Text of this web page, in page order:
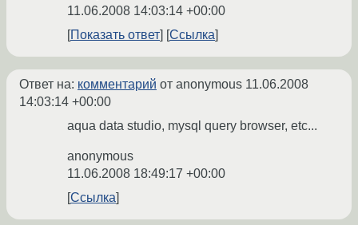
11.06.2008 14:03:14 +00:00
Показать ответ
Ссылка
Ответ на: комментарий от anonymous 11.06.2008
14:03:14 +00:00
aqua data studio, mysql query browser, etc...
anonymous
11.06.2008 18:49:17 +00:00
Ссылка